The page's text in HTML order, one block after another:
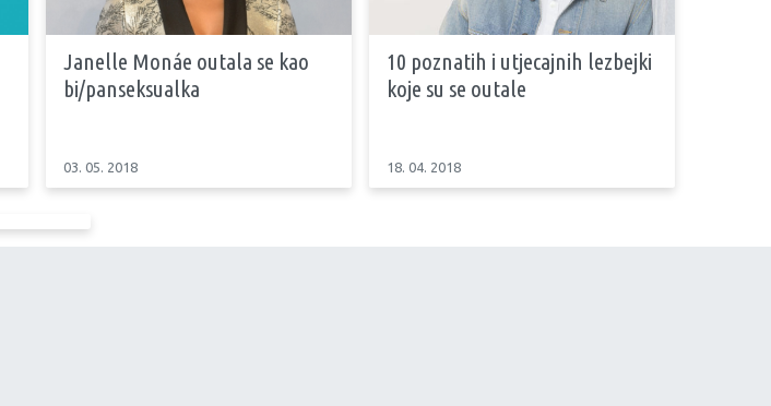
Janelle Monáe outala se kao
bi/panseksualka
03. 05. 2018
10 poznatih i utjecajnih lezbejki
koje su se outale
18. 04. 2018